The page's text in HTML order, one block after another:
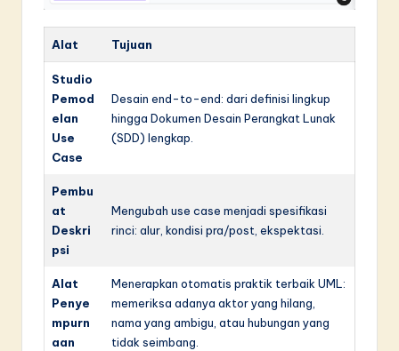
Alat Tujuan
Studio
Pemod
elan
Use
Case
Desain end-to-end: dari definisi lingkup
hingga Dokumen Desain Perangkat Lunak
(SDD) lengkap.
Pembu
at
Deskri
psi
Mengubah use case menjadi spesifikasi
rinci: alur, kondisi pra/post, ekspektasi.
Alat
Penye
mpurn
aan
Menerapkan otomatis praktik terbaik UML:
memeriksa adanya aktor yang hilang,
nama yang ambigu, atau hubungan yang
tidak seimbang.